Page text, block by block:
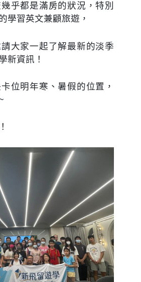
乎都是滿房的狀況，特別
學習英文兼顧旅遊，
大家一起了解最新的淡季
新資訊！
位明年寒、暑假的位置，